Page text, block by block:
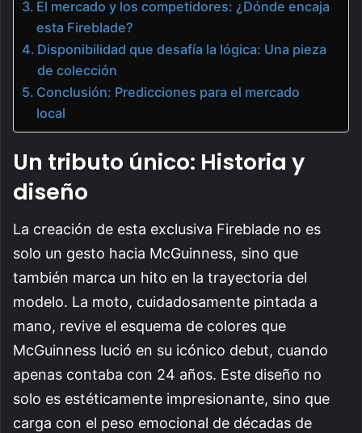
El mercado y los competidores: ¿Dónde encaja
esta Fireblade?
Disponibilidad que desafía la lógica: Una pieza
de colección
Conclusión: Predicciones para el mercado
local
Un tributo único: Historia y
diseño
La creación de esta exclusiva Fireblade no es
solo un gesto hacia McGuinness, sino que
también marca un hito en la trayectoria del
modelo. La moto, cuidadosamente pintada a
mano, revive el esquema de colores que
McGuinness lució en su icónico debut, cuando
apenas contaba con 24 años. Este diseño no
solo es estéticamente impresionante, sino que
carga con el peso emocional de décadas de